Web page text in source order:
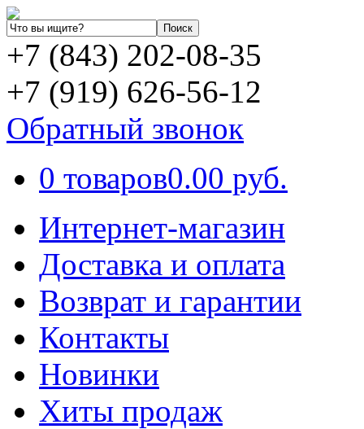
+7 (843) 202-08-35
+7 (919) 626-56-12
Обратный звонок
0 товаров0.00 руб.
Интернет-магазин
Доставка и оплата
Возврат и гарантии
Контакты
Новинки
Хиты продаж